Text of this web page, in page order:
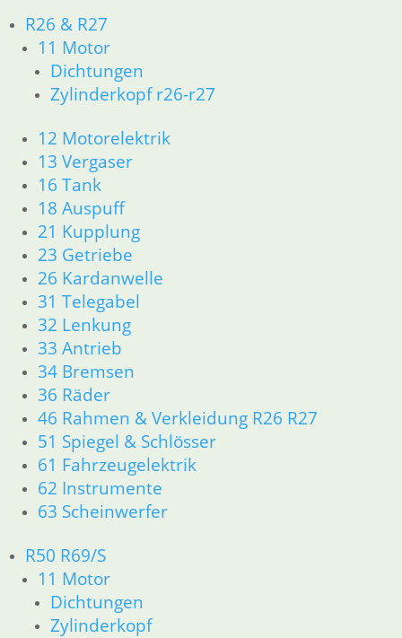
R26 & R27
11 Motor
Dichtungen
Zylinderkopf r26-r27
12 Motorelektrik
13 Vergaser
16 Tank
18 Auspuff
21 Kupplung
23 Getriebe
26 Kardanwelle
31 Telegabel
32 Lenkung
33 Antrieb
34 Bremsen
36 Räder
46 Rahmen & Verkleidung R26 R27
51 Spiegel & Schlösser
61 Fahrzeugelektrik
62 Instrumente
63 Scheinwerfer
R50 R69/S
11 Motor
Dichtungen
Zylinderkopf
In den
Warenkorb
Warenkorb
Schalthebelgummi
alle 4
Ganggetriebe
4,00€
Artikelnummer:
1232116
inkl. MwSt.
zzgl.
Versandkosten
In den
Warenkorb
Kickstarter
zzgl.
Versandkosten
In den
Warenkorb
Shop